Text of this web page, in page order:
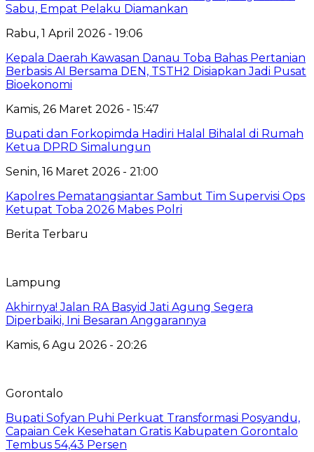
Sabu, Empat Pelaku Diamankan
Rabu, 1 April 2026 - 19:06
Kepala Daerah Kawasan Danau Toba Bahas Pertanian
Berbasis AI Bersama DEN, TSTH2 Disiapkan Jadi Pusat
Bioekonomi
Kamis, 26 Maret 2026 - 15:47
Bupati dan Forkopimda Hadiri Halal Bihalal di Rumah
Ketua DPRD Simalungun
Senin, 16 Maret 2026 - 21:00
Kapolres Pematangsiantar Sambut Tim Supervisi Ops
Ketupat Toba 2026 Mabes Polri
Berita Terbaru
Lampung
Akhirnya! Jalan RA Basyid Jati Agung Segera
Diperbaiki, Ini Besaran Anggarannya
Kamis, 6 Agu 2026 - 20:26
Gorontalo
Bupati Sofyan Puhi Perkuat Transformasi Posyandu,
Capaian Cek Kesehatan Gratis Kabupaten Gorontalo
Tembus 54,43 Persen